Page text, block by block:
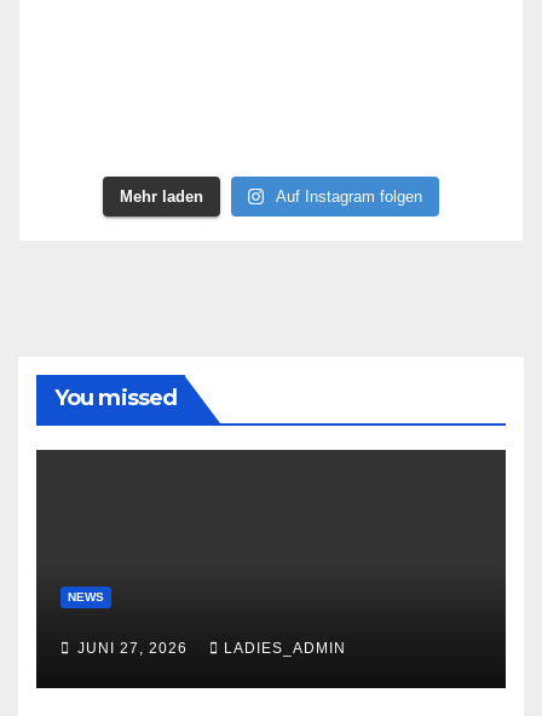
Mehr laden Auf Instagram folgen
You missed
NEWS
JUNI 27, 2026 LADIES_ADMIN